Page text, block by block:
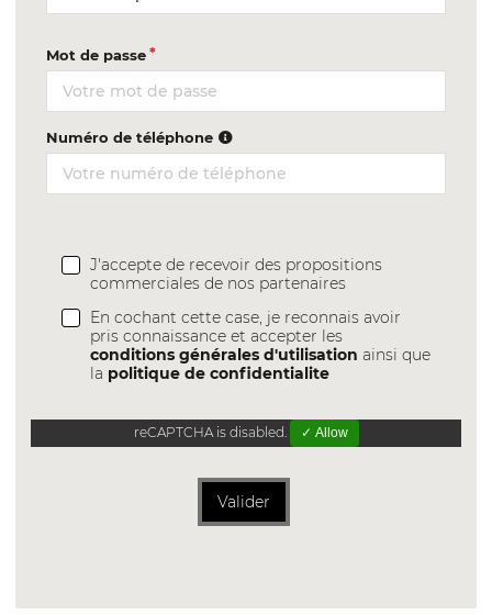
Mot de passe
Numéro de téléphone
J'accepte de recevoir des propositions
commerciales de nos partenaires
En cochant cette case, je reconnais avoir
pris connaissance et accepter les
conditions générales d'utilisation ainsi que
la politique de confidentialite
reCAPTCHA is disabled. ✓ Allow
Valider